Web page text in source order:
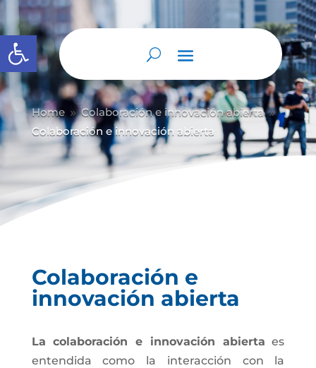
Abrir barra de herramientas
Home 9 Colaboración e innovación abierta 9
Colaboración e innovación abierta
Colaboración e
innovación abierta
La colaboración e innovación abierta es
entendida como la interacción con la